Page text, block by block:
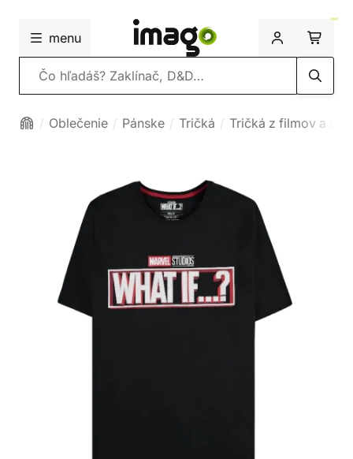
menu
Vyhľadávanie
Oblečenie Pánske Tričká Tričká z filmov a